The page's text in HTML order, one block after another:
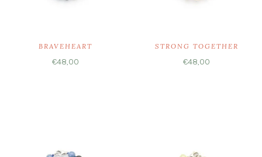
BRAVEHEART
€48,00
STRONG TOGETHER
€48,00